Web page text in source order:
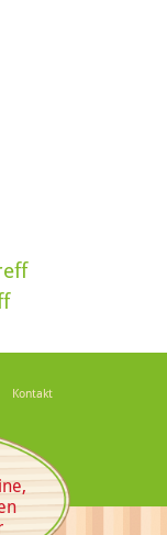
Kontakt